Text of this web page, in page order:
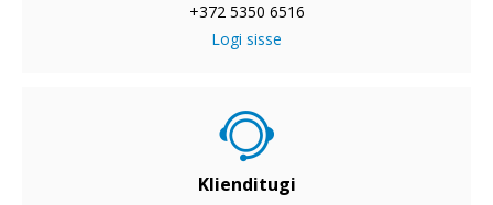
+372 5350 6516
Logi sisse
Klienditugi